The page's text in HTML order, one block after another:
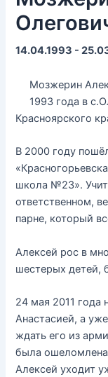
14.04.1993 -
Мозжерин
1993 года в
Красноярского
В 2000 году
школа №23».
ответственном,
парне, который
Алексей рос в
шестерых детей,
24 мая 2011 года
Анастасией, а
ждать его из
была
Алексей уходит